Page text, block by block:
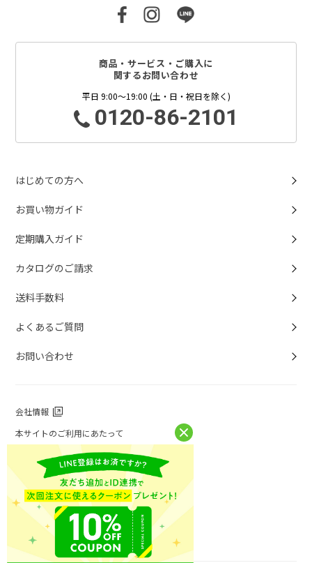
商品・サービス・ご購入に
関するお問い合わせ
平日 9:00～19:00 (土・日・祝日を除く)
0120-86-2101
はじめての方へ
お買い物ガイド
定期購入ガイド
カタログのご請求
送料手数料
よくあるご質問
お問い合わせ
会社情報
本サイトのご利用にあたって
個人情報保護方針
個人情報取扱について
特定商取引法に基づく表記
お問い合わせ
ニチレイフーズ公式ホームページ